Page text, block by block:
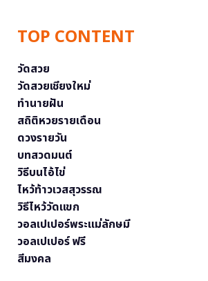
TOP CONTENT
วัดสวย
วัดสวยเชียงใหม่
ทำนายฝัน
สถิติหวยรายเดือน
ดวงรายวัน
บทสวดมนต์
วิธีบนไอ้ไข่
ไหว้ท้าวเวสสุวรรณ
วิธีไหว้วัดแขก
วอลเปเปอร์พระแม่ลักษมี
วอลเปเปอร์ ฟรี
สีมงคล